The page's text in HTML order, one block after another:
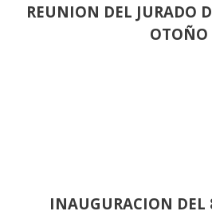
REUNION DEL JURADO
OTOÑO
INAUGURACION DEL